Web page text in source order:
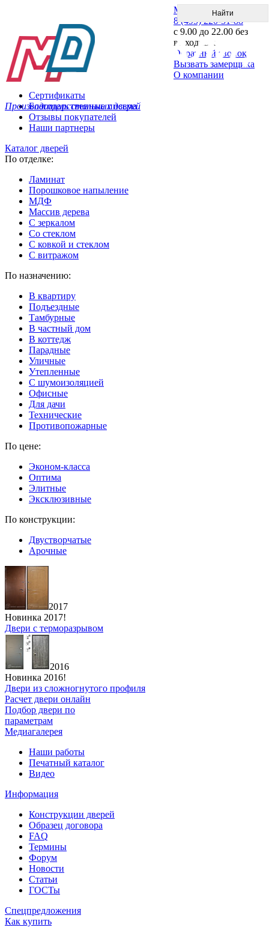
Производитель стальных дверей
Меню
8 (495) 220-51-88
с 9.00 до 22.00 без
выходных
Обратный звонок
Вызвать замерщика
О компании
Сертификаты
Благодарственные письма
Отзывы покупателей
Наши партнеры
Каталог дверей
По отделке:
Ламинат
Порошковое напыление
МДФ
Массив дерева
С зеркалом
Со стеклом
С ковкой и стеклом
С витражом
По назначению:
В квартиру
Подъездные
Тамбурные
В частный дом
В коттедж
Парадные
Уличные
Утепленные
C шумоизоляцией
Офисные
Для дачи
Технические
Противопожарные
По цене:
Эконом-класса
Оптима
Элитные
Эксклюзивные
По конструкции:
Двустворчатые
Арочные
2017
Новинка 2017!
Двери с терморазрывом
2016
Новинка 2016!
Двери из сложногнутого профиля
Расчет двери онлайн
Подбор двери по
параметрам
Медиагалерея
Наши работы
Печатный каталог
Видео
Информация
Конструкции дверей
Образец договора
FAQ
Термины
Форум
Новости
Статьи
ГОСТы
Спецпредложения
Как купить